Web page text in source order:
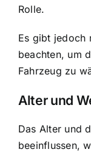
Rolle.
Es gibt jedoch
beachten, um
Fahrzeug zu
Alter und
Das Alter und
beeinflussen,